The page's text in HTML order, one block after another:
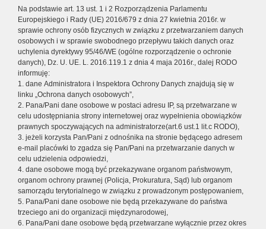
Na podstawie art. 13 ust. 1 i 2 Rozporządzenia Parlamentu
Europejskiego i Rady (UE) 2016/679 z dnia 27 kwietnia 2016r. w
sprawie ochrony osób fizycznych w związku z przetwarzaniem danych
osobowych i w sprawie swobodnego przepływu takich danych oraz
uchylenia dyrektywy 95/46/WE (ogólne rozporządzenie o ochronie
danych), Dz. U. UE. L. 2016.119.1 z dnia 4 maja 2016r., dalej RODO
informuję:
1. dane Administratora i Inspektora Ochrony Danych znajdują się w
linku „Ochrona danych osobowych”,
2. Pana/Pani dane osobowe w postaci adresu IP, są przetwarzane w
celu udostępniania strony internetowej oraz wypełnienia obowiązków
prawnych spoczywających na administratorze(art.6 ust.1 lit.c RODO),
3. jeżeli korzysta Pan/Pani z odnośnika na stronie będącego adresem
e-mail placówki to zgadza się Pan/Pani na przetwarzanie danych w
celu udzielenia odpowiedzi,
4. dane osobowe mogą być przekazywane organom państwowym,
organom ochrony prawnej (Policja, Prokuratura, Sąd) lub organom
samorządu terytorialnego w związku z prowadzonym postępowaniem,
5. Pana/Pani dane osobowe nie będą przekazywane do państwa
trzeciego ani do organizacji międzynarodowej,
6. Pana/Pani dane osobowe będą przetwarzane wyłącznie przez okres